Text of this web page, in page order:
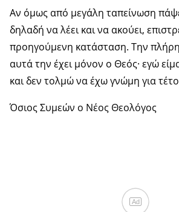
Αν όμως από μεγάλη ταπείνωση
δηλαδή να λέει και να ακούει,
προηγούμενη κατάσταση. Την πλήρη
αυτά την έχει μόνον ο Θεός· εγώ
και δεν τολμώ να έχω γνώμη για
Όσιος Συμεών ο Νέος Θεολόγος
Ad